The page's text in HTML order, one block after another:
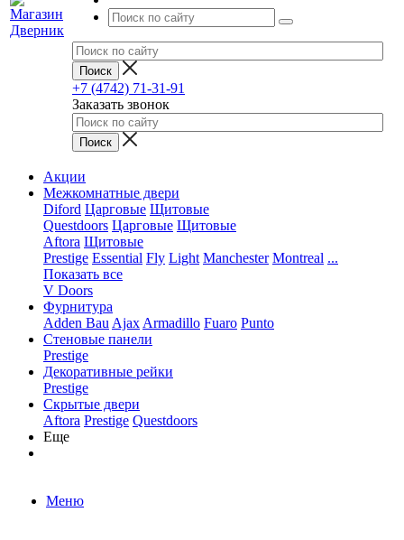
+7 (4742) 71-31-91
Заказать звонок
Акции
Межкомнатные двери
Diford Царговые Щитовые
Questdoors Царговые Щитовые
Aftora Щитовые
Prestige Essential Fly Light Manchester Montreal ...
Показать все
V Doors
Фурнитура
Adden Bau Ajax Armadillo Fuaro Punto
Стеновые панели
Prestige
Декоративные рейки
Prestige
Скрытые двери
Aftora Prestige Questdoors
Еще
Меню